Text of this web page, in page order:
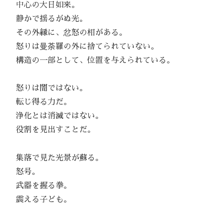
中心の大日如来。
静かで揺るがぬ光。
その外縁に、忿怒の相がある。
怒りは曼荼羅の外に捨てられていない。
構造の一部として、位置を与えられている。
怒りは闇ではない。
転じ得る力だ。
浄化とは消滅ではない。
役割を見出すことだ。
集落で見た光景が蘇る。
怒号。
武器を握る拳。
震える子ども。